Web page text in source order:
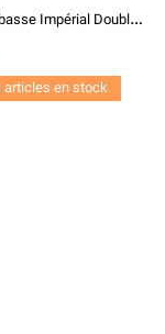
M
Até Calebasse Impérial Doublé Cuir
articles en stock